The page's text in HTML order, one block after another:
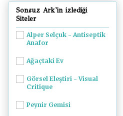
Sonsuz Ark'in izlediği
Siteler
Alper Selçuk - Antiseptik
Anafor
Ağaçtaki Ev
Görsel Eleştiri - Visual
Critique
Peynir Gemisi